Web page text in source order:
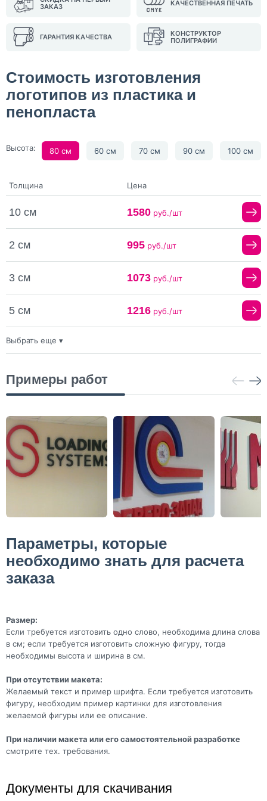
ЗАКАЗ
КАЧЕСТВЕННАЯ ПЕЧАТЬ
ГАРАНТИЯ КАЧЕСТВА
КОНСТРУКТОР
ПОЛИГРАФИИ
Стоимость изготовления
логотипов из пластика и
пенопласта
Высота: 80 см 60 см 70 см 90 см 100 см
Толщина Цена
10 см 1580руб./шт
2 см 995руб./шт
3 см 1073руб./шт
5 см 1216руб./шт
15 см
20 см
Выбрать еще ▾
Примеры работ
Параметры, которые
необходимо знать для расчета
заказа
Размер:
Если требуется изготовить одно слово, необходима длина слова
в см; если требуется изготовить сложную фигуру, тогда
необходимы высота и ширина в см.
При отсутствии макета:
Желаемый текст и пример шрифта. Если требуется изготовить
фигуру, необходим пример картинки для изготовления
желаемой фигуры или ее описание.
При наличии макета или его самостоятельной разработке
смотрите тех. требования.
Документы для скачивания